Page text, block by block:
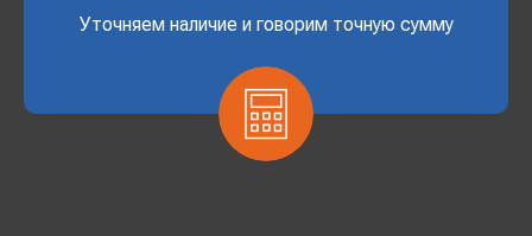
Уточняем наличие и говорим точную сумму